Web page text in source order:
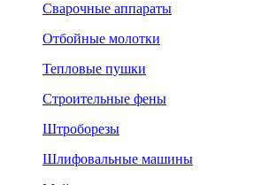
Сварочные аппараты
Отбойные молотки
Тепловые пушки
Строительные фены
Штроборезы
Шлифовальные машины